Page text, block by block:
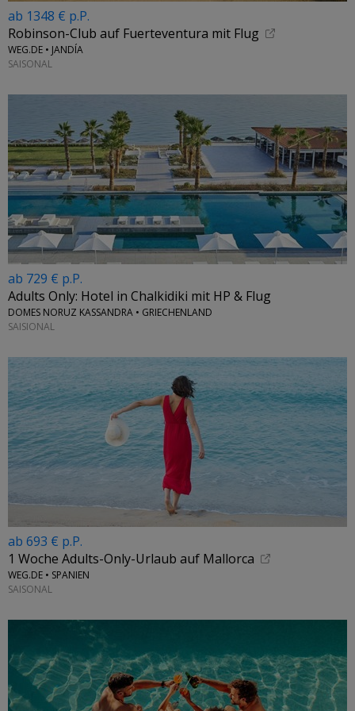
ab 1348 € p.P.
Robinson-Club auf Fuerteventura mit Flug
WEG.DE • JANDÍA
SAISONAL
ab 729 € p.P.
Adults Only: Hotel in Chalkidiki mit HP & Flug
DOMES NORUZ KASSANDRA • GRIECHENLAND
SAISIONAL
ab 693 € p.P.
1 Woche Adults-Only-Urlaub auf Mallorca
WEG.DE • SPANIEN
SAISONAL